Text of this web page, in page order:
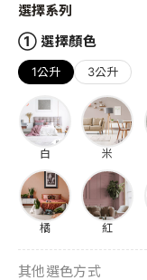
選擇系列
① 選擇顏色
1公升 3公升
白 米
橘 紅
其他選色方式